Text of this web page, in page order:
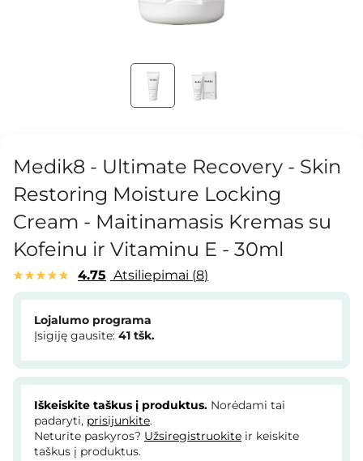
Medik8 - Ultimate Recovery - Skin
Restoring Moisture Locking
Cream - Maitinamasis Kremas su
Kofeinu ir Vitaminu E - 30ml
4.75 Atsiliepimai 8
Lojalumo programa
Įsigiję gausite: 41 tšk.
Iškeiskite taškus į produktus. Norėdami tai
padaryti, prisijunkite.
Neturite paskyros? Užsiregistruokite ir keiskite
taškus į produktus.